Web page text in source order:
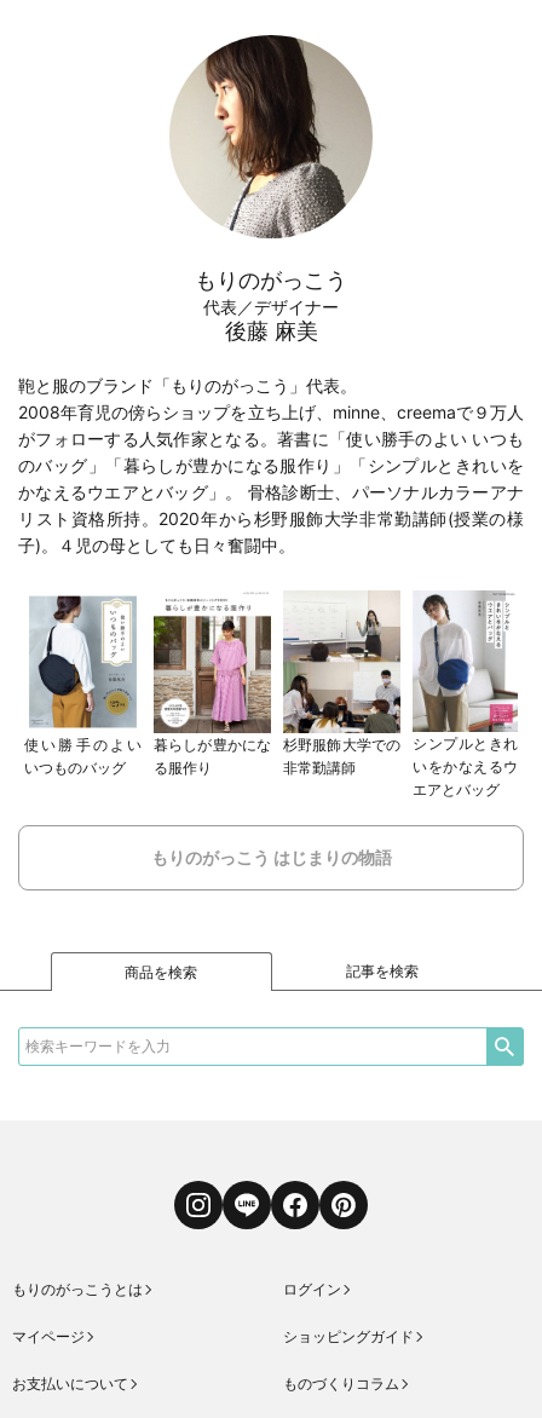
もりのがっこう
代表／デザイナー
後藤 麻美
鞄と服のブランド「もりのがっこう」代表。
2008年育児の傍らショップを立ち上げ、minne、creemaで９万人
がフォローする人気作家となる。著書に「使い勝手のよい いつも
のバッグ 」「暮らしが豊かになる服作り 」「シンプルときれいを
かなえるウエアとバッグ 」。 骨格診断士、パーソナルカラーアナ
リスト資格所持。2020年から杉野服飾大学非常勤講師(授業の様
子)。４児の母としても日々奮闘中。
使い勝手のよい
いつものバッグ
暮らしが豊かにな
る服作り
杉野服飾大学での
非常勤講師
シンプルときれ
いをかなえるウ
エアとバッグ
もりのがっこう はじまりの物語
商品を検索 記事を検索
InstagramLINE FacebookPinterest
もりのがっこうとは ログイン
マイページ ショッピングガイド
お支払いについて ものづくりコラム